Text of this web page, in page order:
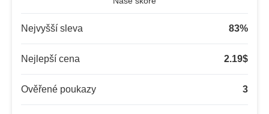
Nejvyšší sleva 83%
Nejlepší cena 2.19$
Ověřené poukazy 3